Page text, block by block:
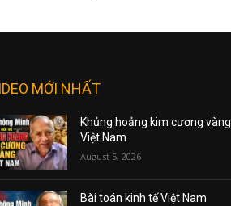
MỚI NHẤT
Khủng hoảng kim cương vàng
Việt Nam
August 5, 2026
Bài toán kinh tế Việt Nam